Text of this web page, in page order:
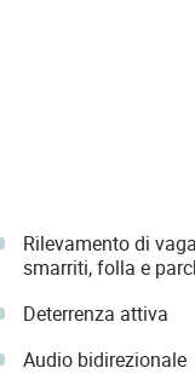
Rilevamento di
smarriti, folla e
Deterrenza attiva
Audio bidirezionale